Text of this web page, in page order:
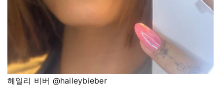
헤일리 비버 @haileybieber